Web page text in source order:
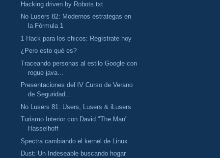
Hacking driven by Robots.txt
No Lusers 82: Modernos estrategas en
la Fórmula 1
1 Hack para los chicos: Regístrate hoy
¿Pero esto qué es?
Traceando personas al estilo Google con
rogue java...
Presentaciones del IV Curso de Verano
de Seguridad...
No Lusers 81: Users, Lusers & iLusers
Turismo Interior con David "The Man"
Hasselhoff
Spectra cambiando el kernel de Linux
Dust: Un Indeseable buscando hogar